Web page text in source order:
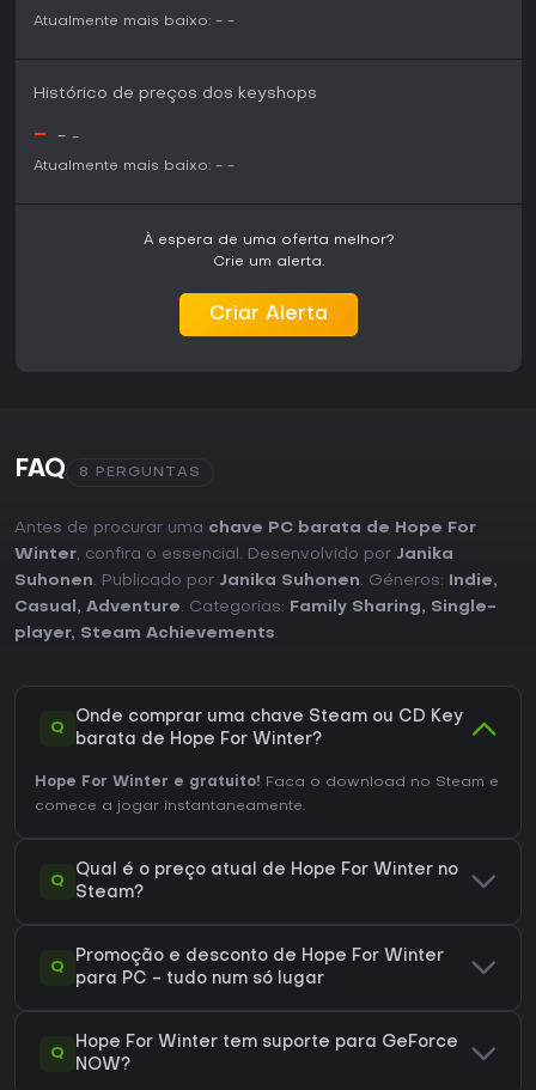
Atualmente mais baixo: - -
Histórico de preços dos keyshops
- - -
Atualmente mais baixo: - -
À espera de uma oferta melhor?
Crie um alerta.
Criar Alerta
FAQ 8 PERGUNTAS
Antes de procurar uma chave PC barata de Hope For
Winter, confira o essencial. Desenvolvido por Janika
Suhonen. Publicado por Janika Suhonen. Géneros: Indie,
Casual , Adventure. Categorias: Family Sharing, Single-
player, Steam Achievements.
Q
Onde comprar uma chave Steam ou CD Key
barata de Hope For Winter?
Hope For Winter e gratuito! Faca o download no Steam e
comece a jogar instantaneamente.
Q
Qual é o preço atual de Hope For Winter no
Steam?
Q
Promoção e desconto de Hope For Winter
para PC - tudo num só lugar
Q
Hope For Winter tem suporte para GeForce
NOW?